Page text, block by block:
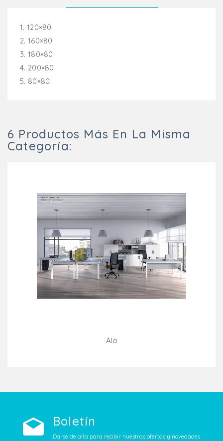
1. 120×80
2. 160×80
3. 180×80
4. 200×80
5. 80×80
6 Productos Más En La Misma
Categoría:
Ala
Boletín
Darse de alta para recibir nuestras ofertas y novedades